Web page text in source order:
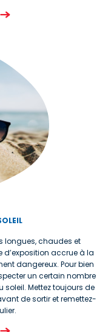
longues, chaudes et
d’exposition accrue à la
dangereux. Pour bien
un certain nombre
soleil. Mettez toujours de
de sortir et remettez-